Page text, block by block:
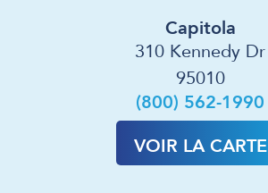
Capitola
310 Kennedy Dr
95010
(800) 562-1990
VOIR LA CARTE